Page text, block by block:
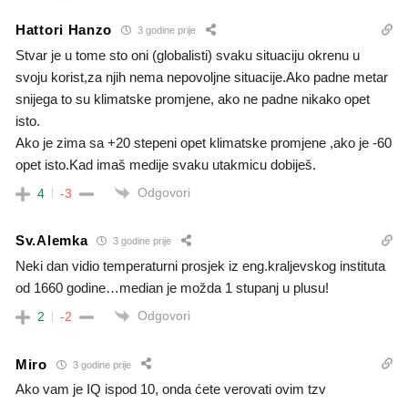
Hattori Hanzo 3 godine prije
Stvar je u tome sto oni (globalisti) svaku situaciju okrenu u
svoju korist,za njih nema nepovoljne situacije.Ako padne metar
snijega to su klimatske promjene, ako ne padne nikako opet
isto.
Ako je zima sa +20 stepeni opet klimatske promjene ,ako je -60
opet isto.Kad imaš medije svaku utakmicu dobiješ.
4 -3 Odgovori
Sv.Alemka 3 godine prije
Neki dan vidio temperaturni prosjek iz eng.kraljevskog instituta
od 1660 godine…median je možda 1 stupanj u plusu!
2 -2 Odgovori
Miro 3 godine prije
Ako vam je IQ ispod 10, onda ćete verovati ovim tzv